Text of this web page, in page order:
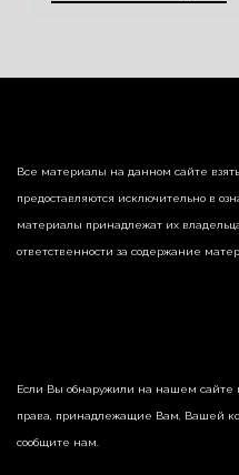
Все материалы на данном сайте
предоставляются исключительно в
материалы принадлежат их
ответственности за содержание
Если Вы обнаружили на нашем сайте
права, принадлежащие Вам, Вашей
сообщите нам.